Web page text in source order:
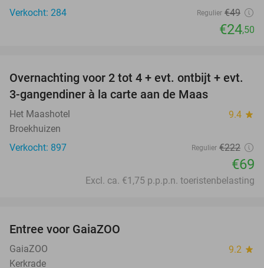
Verkocht: 284
Regulier €49
€24,50
69%
Overnachting voor 2 tot 4 + evt. ontbijt + evt.
3-gangendiner à la carte aan de Maas
Het Maashotel 9.4 star
Broekhuizen
Verkocht: 897
Regulier €222
€69
Excl. ca. €1,75 p.p.p.n. toeristenbelasting
Entree voor GaiaZOO
GaiaZOO 9.2 star
Kerkrade